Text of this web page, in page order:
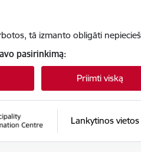
tā izmanto obligāti
pasirinkimą:
Priimti viską
Lankytinos vietos